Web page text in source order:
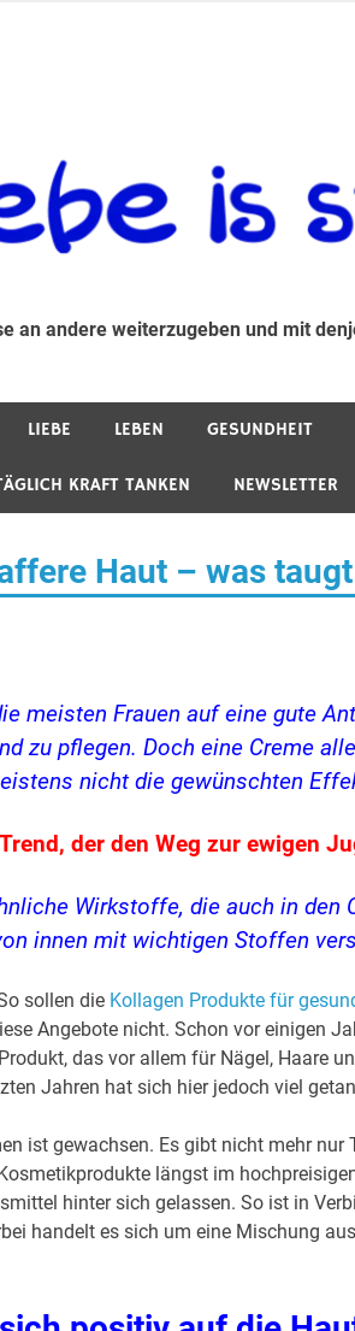
an andere weiterzugeben und mit
LIEBE LEBEN GESUNDHEIT
KRAFT TANKEN NEWSLETTER
Haut – was
meisten Frauen auf eine gute
zu pflegen. Doch eine Creme
nicht die gewünschten
der den Weg zur ewigen
Wirkstoffe, die auch in den
innen mit wichtigen Stoffen
sollen die Kollagen Produkte für
Angebote nicht. Schon vor einigen
das vor allem für Nägel, Haare
Jahren hat sich hier jedoch viel
ist gewachsen. Es gibt nicht mehr nur
längst im
hinter sich gelassen. So ist in
handelt es sich um eine Mischung